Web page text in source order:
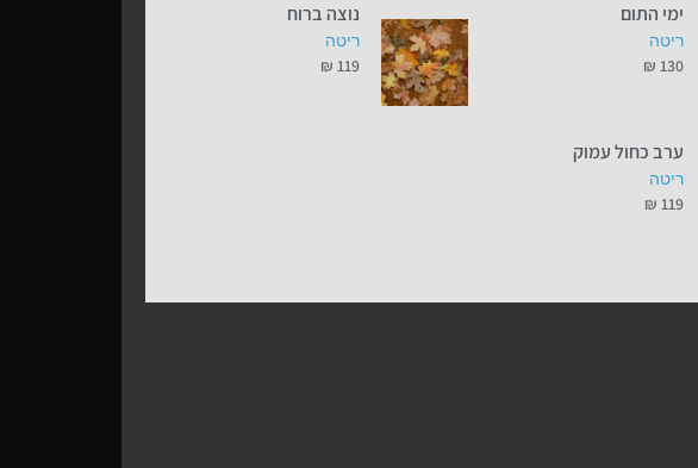
ימי התום
ריטה
₪ 130
נוצה ברוח
ריטה
₪ 119
ערב כחול עמוק
ריטה
₪ 119